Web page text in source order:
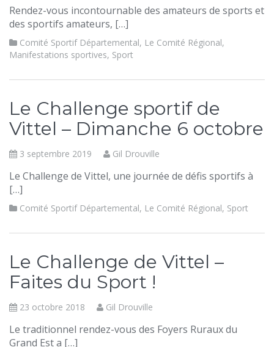
Rendez-vous incontournable des amateurs de sports et
des sportifs amateurs, […]
Comité Sportif Départemental, Le Comité Régional,
Manifestations sportives, Sport
Le Challenge sportif de
Vittel – Dimanche 6 octobre
3 septembre 2019 Gil Drouville
Le Challenge de Vittel, une journée de défis sportifs à
[…]
Comité Sportif Départemental, Le Comité Régional, Sport
Le Challenge de Vittel –
Faites du Sport !
23 octobre 2018 Gil Drouville
Le traditionnel rendez-vous des Foyers Ruraux du
Grand Est a […]